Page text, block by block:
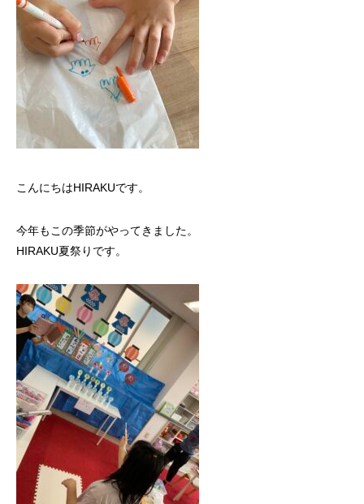
こんにちはHIRAKUです。
今年もこの季節がやってきました。
HIRAKU夏祭りです。